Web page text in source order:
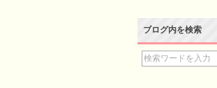
ブログ内を検索